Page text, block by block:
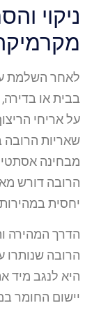
ניקוי
לאחר השלמת
בבית או
על אריחי
שאריות הרובה
מבחינה
הרובה דורש
יחסית
הדרך המהירה
הרובה שנותרו
היא לנגב מיד
יישום החומר